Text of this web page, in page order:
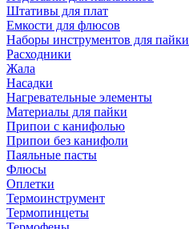
Штативы для плат
Емкости для флюсов
Наборы инструментов для пайки
Расходники
Жала
Насадки
Нагревательные элементы
Материалы для пайки
Припои с канифолью
Припои без канифоли
Паяльные пасты
Флюсы
Оплетки
Термоинструмент
Термопинцеты